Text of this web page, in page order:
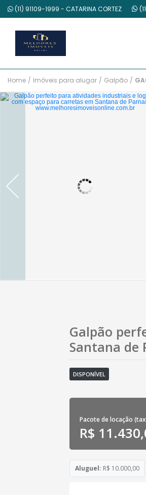
(11) 91109-1999 - CATARINA CORTEZ
Home / Imóveis para alugar / Galpão /
Galpão
Santana de
DISPONÍVEL
Pacote de locação
R$
Aluguel: R$ 10.000,00